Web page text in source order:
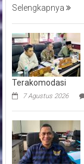
Selengkapnya
Terakomodasi
7 Agustus 2026